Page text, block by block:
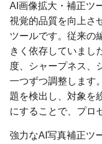
AI画像拡大・補正ツ
視覚的品質を向上さ
ツールです。従来の
きく依存していまし
度、シャープネス、
一つずつ調整します
題を検出し、対象を
にすることで、プロ
強力なAI写真補正ツ